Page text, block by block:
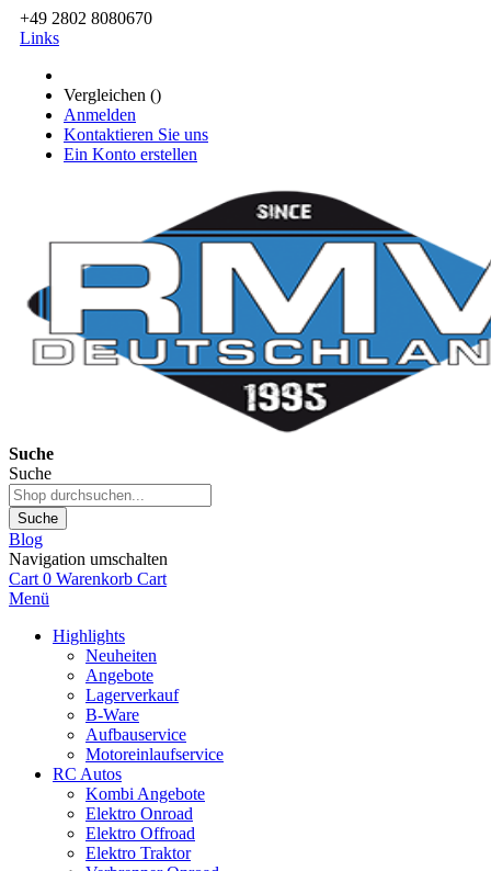
+49 2802 8080670
Links
Vergleichen ()
Anmelden
Kontaktieren Sie uns
Ein Konto erstellen
Suche
Suche
Suche
Blog
Navigation umschalten
Cart 0 Warenkorb Cart
Menü
Highlights
Neuheiten
Angebote
Lagerverkauf
B-Ware
Aufbauservice
Motoreinlaufservice
RC Autos
Kombi Angebote
Elektro Onroad
Elektro Offroad
Elektro Traktor